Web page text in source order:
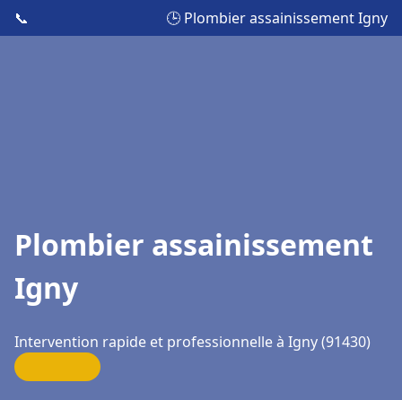
📞 🕒 Plombier assainissement Igny
Plombier assainissement
Igny
Intervention rapide et professionnelle à Igny (91430)